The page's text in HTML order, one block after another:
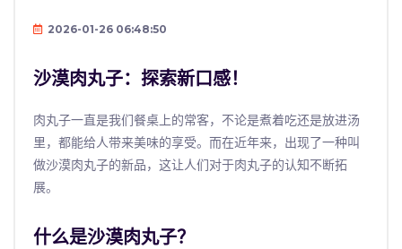
2026-01-26 06:48:50
沙漠肉丸子：探索新口感！
肉丸子一直是我们餐桌上的常客，不论是煮着吃还是放进汤
里，都能给人带来美味的享受。而在近年来，出现了一种叫
做沙漠肉丸子的新品，这让人们对于肉丸子的认知不断拓
展。
什么是沙漠肉丸子？